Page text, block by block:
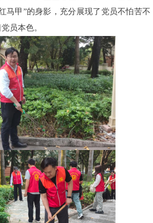
马甲”的身影，充分展现了党员不怕苦不
员本色。